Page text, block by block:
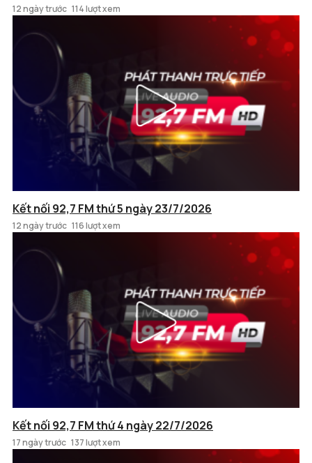
12 ngày trước 114 lượt xem
Kết nối 92,7 FM thứ 5 ngày 23/7/2026
12 ngày trước 116 lượt xem
Kết nối 92,7 FM thứ 4 ngày 22/7/2026
17 ngày trước 137 lượt xem